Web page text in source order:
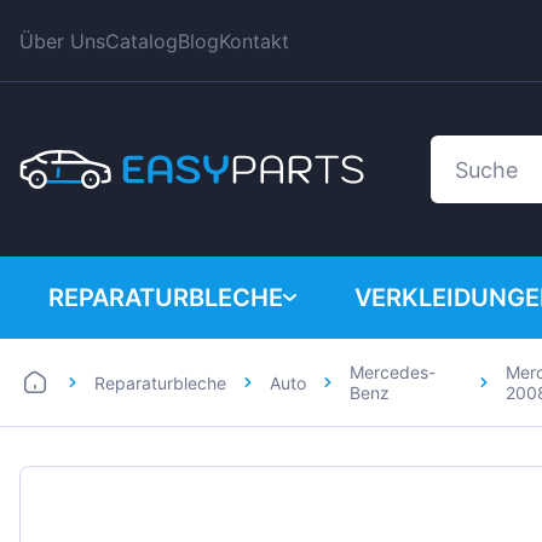
Über UnsCatalogBlogKontakt
REPARATURBLECHE
Auto
Lieferwagen
BMW
Citroen
Reparaturbleche Auto
Mercedes-
Benz